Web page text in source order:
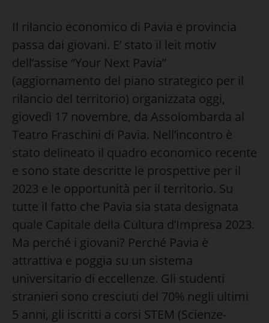
Il rilancio economico di Pavia e provincia
passa dai giovani. E’ stato il leit motiv
dell’assise “Your Next Pavia”
(aggiornamento del piano strategico per il
rilancio del territorio) organizzata oggi,
giovedì 17 novembre, da Assolombarda al
Teatro Fraschini di Pavia. Nell’incontro è
stato delineato il quadro economico recente
e sono state descritte le prospettive per il
2023 e le opportunità per il territorio. Su
tutte il fatto che Pavia sia stata designata
quale Capitale della Cultura d’Impresa 2023.
Ma perché i giovani? Perché Pavia è
attrattiva e poggia su un sistema
universitario di eccellenze. Gli studenti
stranieri sono cresciuti del 70% negli ultimi
5 anni, gli iscritti a corsi STEM (Scienze-